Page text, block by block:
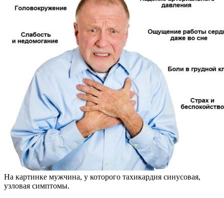
На картинке мужчина, у которого тахикардия синусовая,
узловая симптомы.